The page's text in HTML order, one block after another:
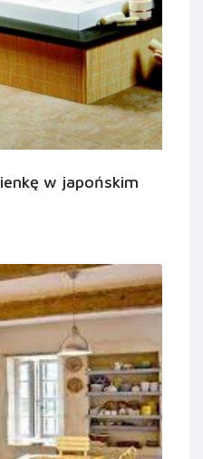
w japońskim